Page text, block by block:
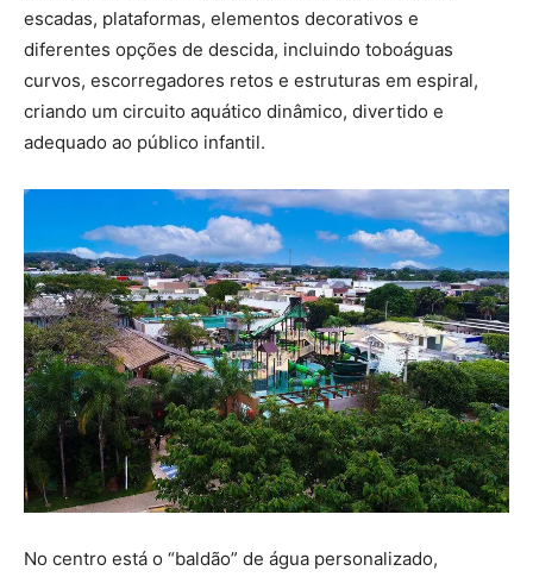
escadas, plataformas, elementos decorativos e
diferentes opções de descida, incluindo toboáguas
curvos, escorregadores retos e estruturas em espiral,
criando um circuito aquático dinâmico, divertido e
adequado ao público infantil.
No centro está o “baldão” de água personalizado,